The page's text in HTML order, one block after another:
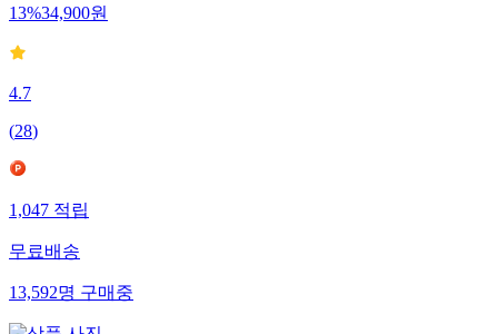
13%34,900원
4.7
(28)
1,047적립
무료배송
13,592명구매중